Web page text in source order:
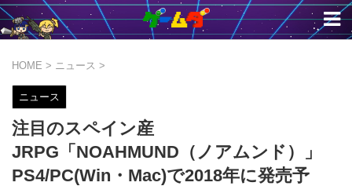
HOME > ニュース >
ニュース
注目のスペイン産
JRPG「NOAHMUND（ノアムンド）」
PS4/PC(Win・Mac)で2018年に発売予